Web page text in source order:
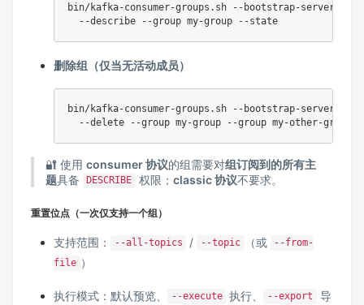
bin/kafka-consumer-groups.sh --bootstrap-server
删除组（仅当无活动成员）
bin/kafka-consumer-groups.sh --bootstrap-server
🔐 使用 consumer 协议的组需要对组订阅到的所有主
题具备 DESCRIBE 权限； classic 协议不要求。
重置位点（一次仅支持一个组）
支持范围： --all-topics / --topic （或
--from-
file ）
执行模式：默认预览、 --execute 执行、 --export
导